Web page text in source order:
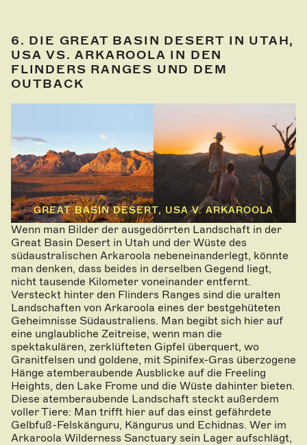
6. DIE GREAT BASIN DESERT IN UTAH,
USA VS. ARKAROOLA IN DEN
FLINDERS RANGES UND DEM
OUTBACK
GREAT BASIN DESERT, USA V. ARKAROOLA
Wenn man Bilder der ausgedörrten Landschaft in der
Great Basin Desert in Utah und der Wüste des
südaustralischen Arkaroola nebeneinanderlegt, könnte
man denken, dass beides in derselben Gegend liegt,
nicht tausende Kilometer voneinander entfernt.
Versteckt hinter den Flinders Ranges sind die uralten
Landschaften von Arkaroola eines der bestgehüteten
Geheimnisse Südaustraliens. Man begibt sich hier auf
eine unglaubliche Zeitreise, wenn man die
spektakulären, zerklüfteten Gipfel überquert, wo
Granitfelsen und goldene, mit Spinifex-Gras überzogene
Hänge atemberaubende Ausblicke auf die Freeling
Heights, den Lake Frome und die Wüste dahinter bieten.
Diese atemberaubende Landschaft steckt außerdem
voller Tiere: Man trifft hier auf das einst gefährdete
Gelbfuß-Felskänguru, Kängurus und Echidnas. Wer im
Arkaroola Wilderness Sanctuary sein Lager aufschlägt,